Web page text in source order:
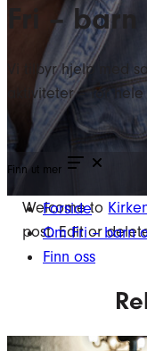
Fri –
Vi tilbyr hjelp med
aktiviteter – for hele
Finn ut mer
Forside
Om Fri – barn
Finn oss
Welcome to
post. Edit or